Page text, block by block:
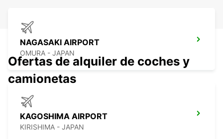
NAGASAKI AIRPORT
OMURA - JAPAN
KAGOSHIMA AIRPORT
KIRISHIMA - JAPAN
Ofertas de alquiler de coches y
camionetas